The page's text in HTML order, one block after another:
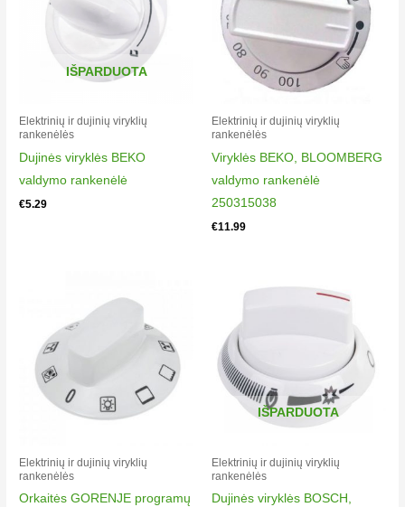
IŠPARDUOTA
Elektrinių ir dujinių viryklių
rankenėlės​
Dujinės viryklės BEKO
valdymo rankenėlė
€5.29
Elektrinių ir dujinių viryklių
rankenėlės​
Viryklės BEKO, BLOOMBERG
valdymo rankenėlė
250315038
€11.99
Elektrinių ir dujinių viryklių
rankenėlės​
Orkaitės GORENJE programų
IŠPARDUOTA
Elektrinių ir dujinių viryklių
rankenėlės​
Dujinės viryklės BOSCH,